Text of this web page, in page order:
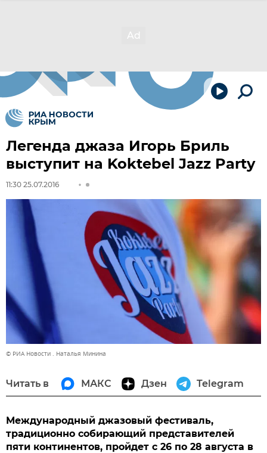
Легенда джаза Игорь Бриль
выступит на Koktebel Jazz Party
11:30 25.07.2016
© РИА Новости . Наталья Минина
Читать в МАКС Дзен Telegram
Международный джазовый фестиваль,
традиционно собирающий представителей
пяти континентов, пройдет с 26 по 28 августа в